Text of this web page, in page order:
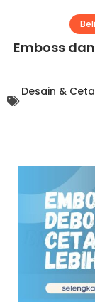
Emboss
Desain &